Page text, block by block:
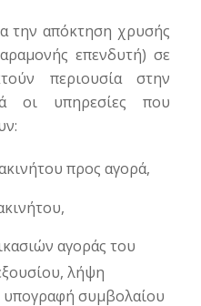
την απόκτηση χρυσής
επενδυτή) σε
περιουσία στην
οι υπηρεσίες που
προς αγορά,
αγοράς του
λήψη
υπογραφή συμβολαίου